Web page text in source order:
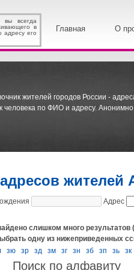
вы всегда
в
адресу его
Главная О
жителей городов России -
человека по ФИО и адресу.
жителей
Адрес
слишком много результатов
одну из нижеприведенных
зю зр зд зм зг зн зб зп зь зк
Поиск по алфавиту